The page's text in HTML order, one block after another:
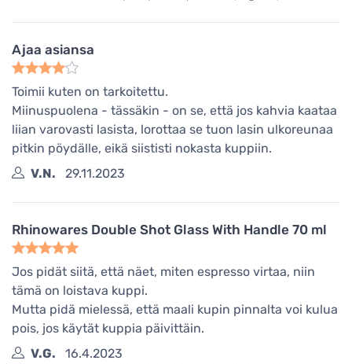
Ajaa asiansa
Toimii kuten on tarkoitettu.
Miinuspuolena - tässäkin - on se, että jos kahvia kaataa
liian varovasti lasista, lorottaa se tuon lasin ulkoreunaa
pitkin pöydälle, eikä siististi nokasta kuppiin.
V.N.
29.11.2023
Rhinowares Double Shot Glass With Handle 70 ml
Jos pidät siitä, että näet, miten espresso virtaa, niin
tämä on loistava kuppi.
Mutta pidä mielessä, että maali kupin pinnalta voi kulua
pois, jos käytät kuppia päivittäin.
V.G.
16.4.2023